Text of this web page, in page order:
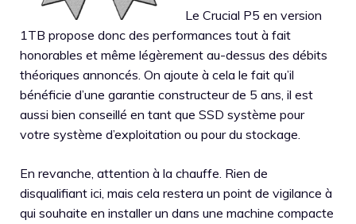
Le Crucial P5 en version
1TB propose donc des performances tout à fait
honorables et même légèrement au-dessus des débits
théoriques annoncés. On ajoute à cela le fait qu’il
bénéficie d’une garantie constructeur de 5 ans, il est
aussi bien conseillé en tant que SSD système pour
votre système d’exploitation ou pour du stockage.
En revanche, attention à la chauffe. Rien de
disqualifiant ici, mais cela restera un point de vigilance à
qui souhaite en installer un dans une machine compacte